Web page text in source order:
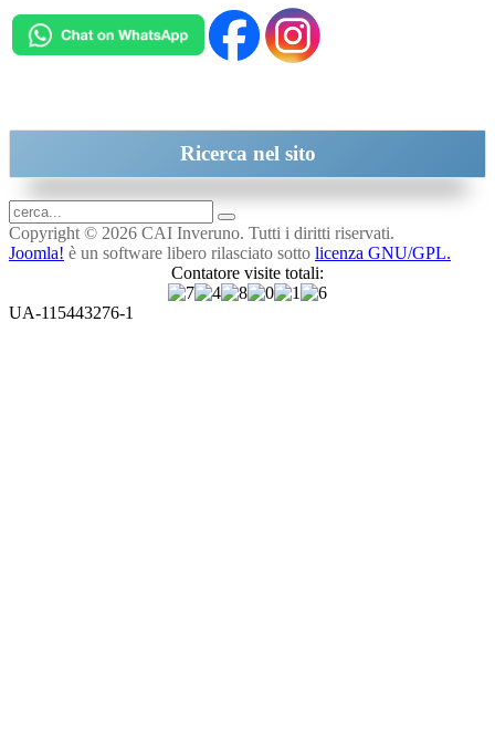
Ricerca nel sito
Copyright © 2026 CAI Inveruno. Tutti i diritti riservati.
Joomla! è un software libero rilasciato sotto licenza GNU/GPL.
Contatore visite totali:
UA-115443276-1